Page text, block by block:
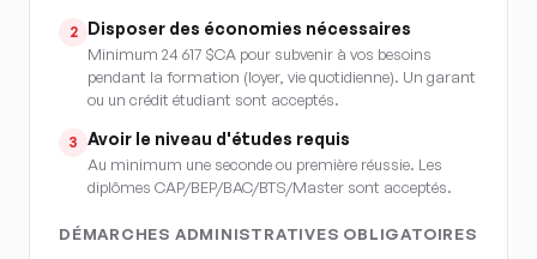
2 Disposer des économies nécessaires
Minimum 24 617 $CA pour subvenir à vos besoins
pendant la formation (loyer, vie quotidienne). Un garant
ou un crédit étudiant sont acceptés.
3 Avoir le niveau d'études requis
Au minimum une seconde ou première réussie. Les
diplômes CAP/BEP/BAC/BTS/Master sont acceptés.
DÉMARCHES ADMINISTRATIVES OBLIGATOIRES